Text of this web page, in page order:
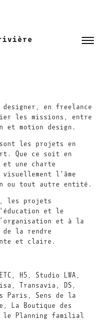
en freelance
les missions, entre
motion design.
sont les projets en
Que ce soit en
une charte
l'âme
ou tout autre entité.
les projets
et le
et à la
de la rendre
et claire.
H5, Studio LWA,
Transavia, DS,
Paris, Sens de la
La Boutique des
le Planning familial